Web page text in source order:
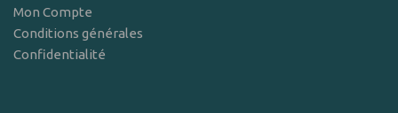
Mon Compte
Conditions générales
Confidentialité